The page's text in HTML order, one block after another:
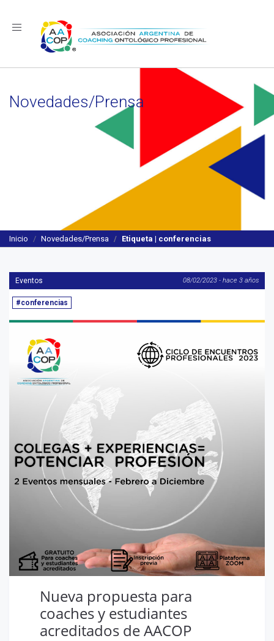
Navegación
Novedades/Prensa
Inicio Novedades/Prensa Etiqueta | conferencias
Eventos 08/02/2023 - hace 3 años
#conferencias
Nueva propuesta para
coaches y estudiantes
acreditados de AACOP